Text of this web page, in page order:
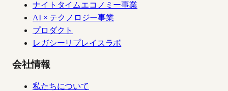
ナイトタイムエコノミー事業
AI × テクノロジー事業
プロダクト
レガシーリプレイスラボ
会社情報
私たちについて